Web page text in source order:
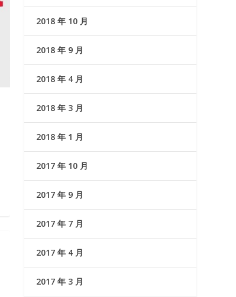
2018 年 10 月
2018 年 9 月
2018 年 4 月
2018 年 3 月
2018 年 1 月
2017 年 10 月
2017 年 9 月
2017 年 7 月
2017 年 4 月
2017 年 3 月